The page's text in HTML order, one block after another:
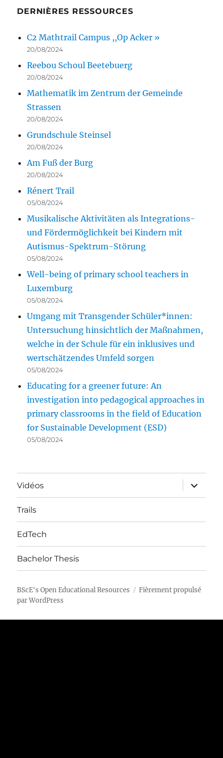
DERNIÈRES RESSOURCES
C2 Mathtrail Campus ,,Op Acker »
20/08/2024
Reebou Schoul Beetebuerg
20/08/2024
Mathematik im Zentrum der Gemeinde
Strassen
20/08/2024
Grundschule Steinsel
20/08/2024
Am Fuß der Burg
20/08/2024
Rénert Trail
05/08/2024
Musikalische Aktivitäten als Integrations-
und Fördermöglichkeit bei Kindern mit
Autismus-Spektrum-Störung
05/08/2024
Well-being of primary school teachers in
Luxemburg
05/08/2024
Umgang mit Transgender Schüler*innen:
Untersuchung hinsichtlich der Maßnahmen,
welche in der Schule für ein inklusives und
wertschätzendes Umfeld sorgen
05/08/2024
Educating for a greener future: An
investigation into pedagogical approaches in
primary classrooms in the field of Education
for Sustainable Development (ESD)
05/08/2024
Vidéos
ouvrir
le
sous-
Trails
EdTech
Bachelor Thesis
BScE's Open Educational Resources
Fièrement propulsé
par WordPress